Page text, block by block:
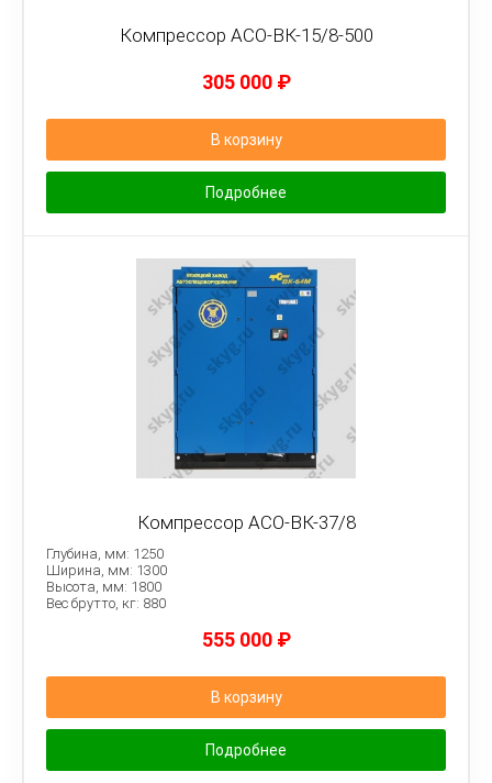
Компрессор АСО-ВК-15/8-500
305 000 ₽
В корзину
Подробнее
Компрессор АСО-ВК-37/8
Глубина, мм: 1250
Ширина, мм: 1300
Высота, мм: 1800
Вес брутто, кг: 880
555 000 ₽
В корзину
Подробнее